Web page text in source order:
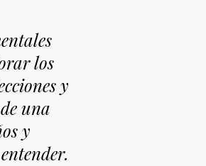
los
y
una
y